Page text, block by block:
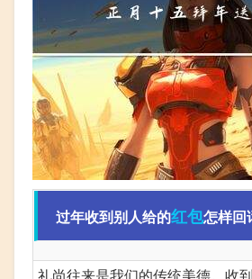
过年收到别人给的红包怎样回
礼尚往来是我们的传统美德。收